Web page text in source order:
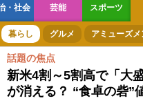
・社会 芸能 スポーツ
ボートレース 競輪 オートレ
暮らし グルメ アミューズメ
話題の焦点
新米4割～5割高で「大
が消える？ “食卓の砦”